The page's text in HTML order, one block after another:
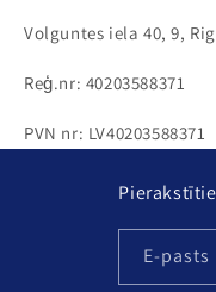
Volguntes iela 40, 9,
Reģ.nr: 40203588371
PVN nr: LV40203588371
E-pasts